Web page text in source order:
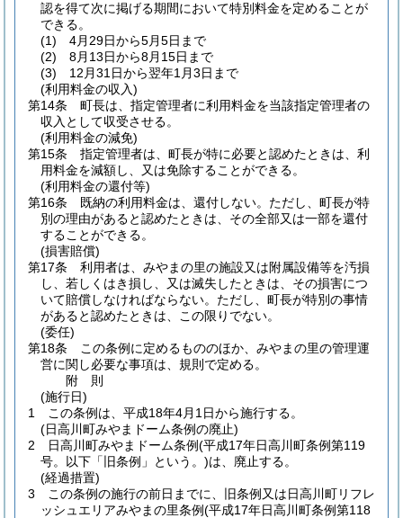
認を得て次に掲げる期間において特別料金を定めることが
できる。
(1)
4月29日から5月5日まで
(2)
8月13日から8月15日まで
(3)
12月31日から翌年1月3日まで
(利用料金の収入)
第14条
町長は、指定管理者に利用料金を当該指定管理者の
収入として収受させる。
(利用料金の減免)
第15条
指定管理者は、町長が特に必要と認めたときは、利
用料金を減額し、又は免除することができる。
(利用料金の還付等)
第16条
既納の利用料金は、還付しない。 ただし、町長が特
別の理由があると認めたときは、その全部又は一部を還付
することができる。
(損害賠償)
第17条
利用者は、みやまの里の施設又は附属設備等を汚損
し、若しくはき損し、又は滅失したときは、その損害につ
いて賠償しなければならない。 ただし、町長が特別の事情
があると認めたときは、この限りでない。
(委任)
第18条
この条例に定めるもののほか、みやまの里の管理運
営に関し必要な事項は、規則で定める。
附 則
(施行日)
1
この条例は、平成18年4月1日から施行する。
(日高川町みやまドーム条例の廃止)
2
日高川町みやまドーム条例(平成17年日高川町条例第119
号。以下「旧条例」という。)は、廃止する。
(経過措置)
3
この条例の施行の前日までに、旧条例又は日高川町リフレ
ッシュエリアみやまの里条例(平成17年日高川町条例第118